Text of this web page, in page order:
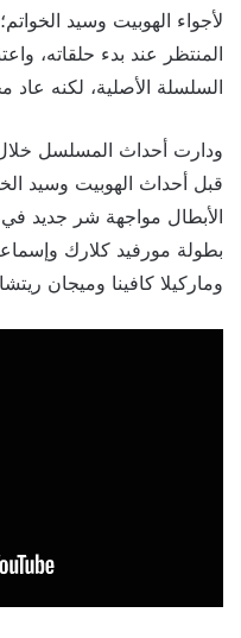
لأجواء الهوبيت وسيد
المنتظر عند بدء حلقاته،
السلسلة الأصلية، لكنه
ودارت أحداث المسلسل
قبل أحداث الهوبيت وسيد
اﻷبطال مواجهة شر جديد
بطولة مورفيد كلارك
وماركيلا كافينا وميجان